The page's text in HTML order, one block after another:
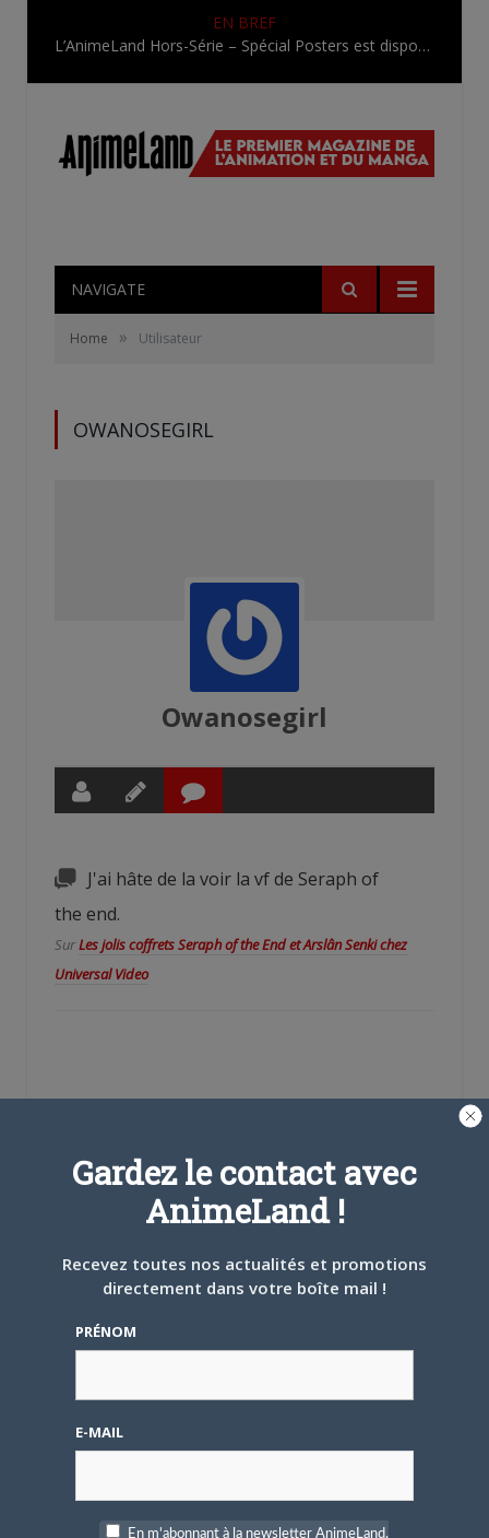
EN BREF
L’AnimeLand Hors-Série – Spécial Posters est disponible !
NAVIGATE
Home » Utilisateur
OWANOSEGIRL
Owanosegirl
J'ai hâte de la voir la vf de Seraph of
the end.
SurLes jolis coffrets Seraph of the End et Arslân Senki chez
Universal Video
Se souvenir de moi
Créer un
compte
Gardez le contact avec
AnimeLand !
Recevez toutes nos actualités et promotions
directement dans votre boîte mail !
PRÉNOM
E-MAIL
En m'abonnant à la newsletter AnimeLand,